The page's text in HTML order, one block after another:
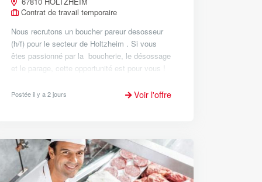
Contrat de travail temporaire
Nous recrutons un boucher pareur desosseur
(h/f) pour le secteur de Holtzheim . Si vous
êtes passionné par la boucherie, le désossage
et le parage, cette opportunité est pour vous !
dynamique et stimulant....
Postée il y a 2 jours Voir l'offre